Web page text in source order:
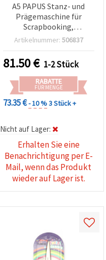
A5 PAPUS Stanz- und
Prägemaschine für
Scrapbooking,
Kartengestaltung und
Artikelnummer: 506837
81.50€ 1-2 Stück
RABATTE
FÜR MENGE
73.35 €- 10 %3 Stück +
Nicht auf Lager:
Erhalten Sie eine
Benachrichtigung per E-
Mail, wenn das Produkt
wieder auf Lager ist.